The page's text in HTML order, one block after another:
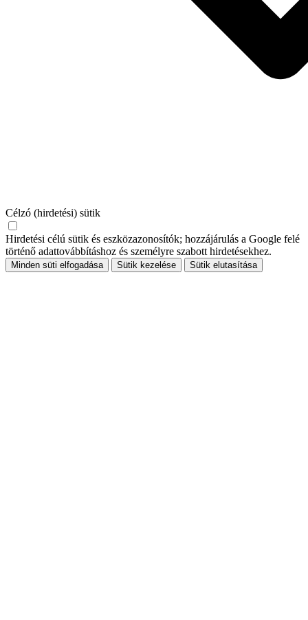
Célzó (hirdetési) sütik
Hirdetési célú sütik és eszközazonosítók; hozzájárulás a Google felé
történő adattovábbításhoz és személyre szabott hirdetésekhez.
Minden süti elfogadása Sütik kezelése Sütik elutasítása